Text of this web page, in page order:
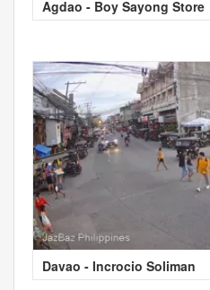
Agdao - Boy Sayong Store
Davao - Incrocio Soliman